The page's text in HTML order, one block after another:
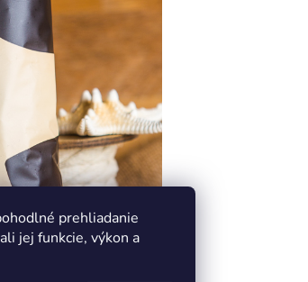
prehliadanie
jej funkcie, výkon a